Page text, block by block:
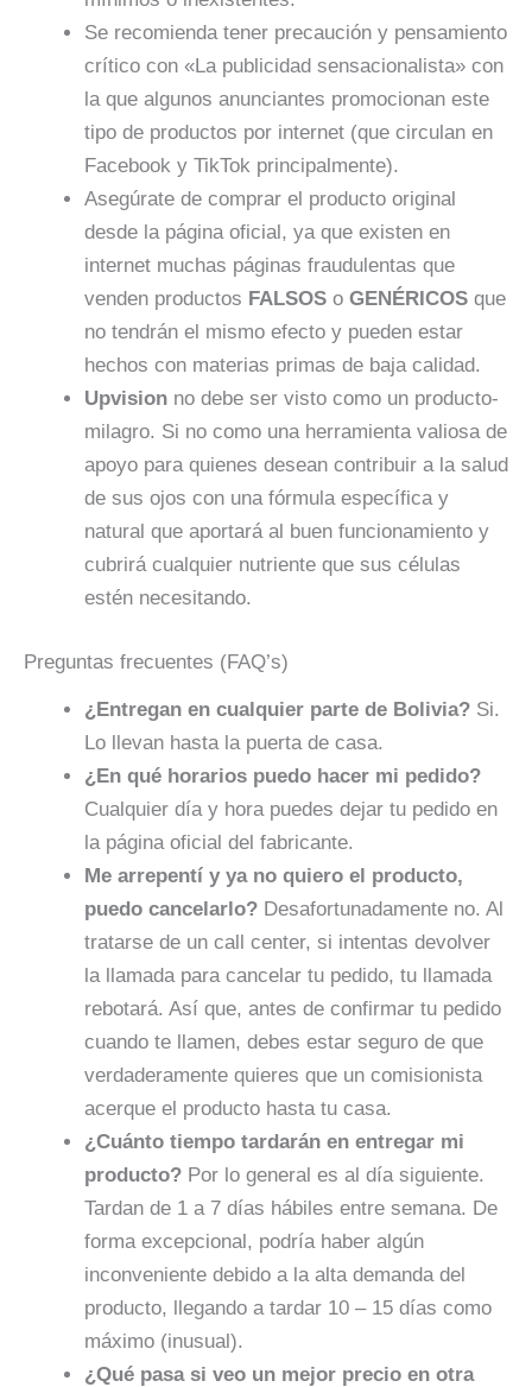
Se recomienda tener precaución y pensamiento
crítico con «La publicidad sensacionalista» con
la que algunos anunciantes promocionan este
tipo de productos por internet (que circulan en
Facebook y TikTok principalmente).
Asegúrate de comprar el producto original
desde la página oficial, ya que existen en
internet muchas páginas fraudulentas que
venden productos FALSOS o GENÉRICOS que
no tendrán el mismo efecto y pueden estar
hechos con materias primas de baja calidad.
Upvision no debe ser visto como un producto-
milagro. Si no como una herramienta valiosa de
apoyo para quienes desean contribuir a la salud
de sus ojos con una fórmula específica y
natural que aportará al buen funcionamiento y
cubrirá cualquier nutriente que sus células
estén necesitando.
Preguntas frecuentes (FAQ’s)
¿Entregan en cualquier parte de Bolivia? Si.
Lo llevan hasta la puerta de casa.
¿En qué horarios puedo hacer mi pedido?
Cualquier día y hora puedes dejar tu pedido en
la página oficial del fabricante.
Me arrepentí y ya no quiero el producto,
puedo cancelarlo? Desafortunadamente no. Al
tratarse de un call center, si intentas devolver
la llamada para cancelar tu pedido, tu llamada
rebotará. Así que, antes de confirmar tu pedido
cuando te llamen, debes estar seguro de que
verdaderamente quieres que un comisionista
acerque el producto hasta tu casa.
¿Cuánto tiempo tardarán en entregar mi
producto? Por lo general es al día siguiente.
Tardan de 1 a 7 días hábiles entre semana. De
forma excepcional, podría haber algún
inconveniente debido a la alta demanda del
producto, llegando a tardar 10 – 15 días como
máximo (inusual).
¿Qué pasa si veo un mejor precio en otra